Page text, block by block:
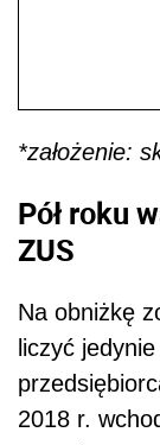
*założenie:
Pół roku
ZUS
Na obniżkę
liczyć
2018 r.